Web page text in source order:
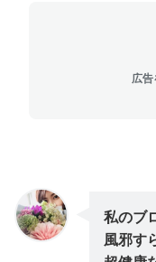
広
私のブ
風邪す